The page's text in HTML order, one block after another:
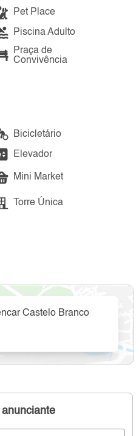
Pet Place
Piscina Adulto
Praça de
Convivência
Bicicletário
Elevador
Mini Market
Torre Única
Castelo Branco